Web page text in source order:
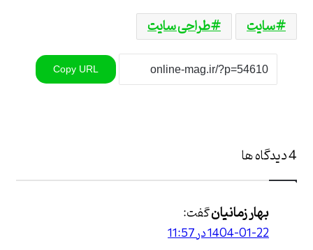
سایت طراحی سایت
Copy URL
‫4 دیدگاه ها
بهار زمانیانگفت:
1404-01-22 در 11:57